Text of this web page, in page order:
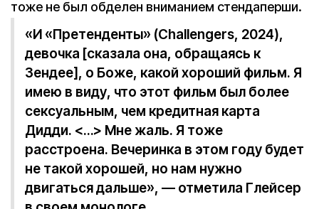
тоже не был обделен вниманием стендаперши.
«И «Претенденты» (Challengers, 2024),
девочка [сказала она, обращаясь к
Зендее], о Боже, какой хороший фильм. Я
имею в виду, что этот фильм был более
сексуальным, чем кредитная карта
Дидди. <…> Мне жаль. Я тоже
расстроена. Вечеринка в этом году будет
не такой хорошей, но нам нужно
двигаться дальше», — отметила Глейсер